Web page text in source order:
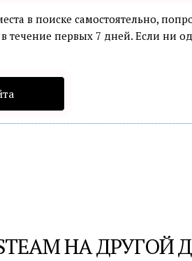
в поиске самостоятельно,
течение первых 7 дней. Если ни
НА ДРУГОЙ